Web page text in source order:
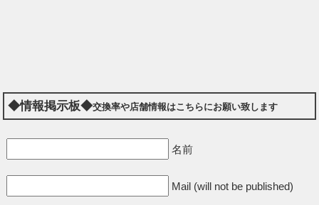
◆情報掲示板◆交換率や店舗情報はこちらにお願い致します
名前
Mail (will not be published)